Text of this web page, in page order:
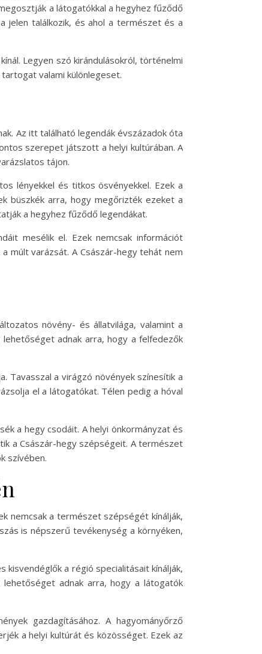
a látogatókkal a hegyhez fűződő
jelen találkozik, és ahol a természet és a
Legyen szó kirándulásokról, történelmi
valami különlegeset.
Az itt található legendák évszázadok óta
szerepet játszott a helyi kultúrában. A
tájon.
lényekkel és titkos ösvényekkel. Ezek a
büszkék arra, hogy megőrizték ezeket a
a hegyhez fűződő legendákat.
mesélik el. Ezek nemcsak információt
múlt varázsát. A Császár-hegy tehát nem
növény- és állatvilága, valamint a
adnak arra, hogy a felfedezők
Tavasszal a virágzó növények színesítik a
el a látogatókat. Télen pedig a hóval
a hegy csodáit. A helyi önkormányzat és
a Császár-hegy szépségeit. A természet
szívében.
nemcsak a természet szépségét kínálják,
is népszerű tevékenység a környéken,
kisvendéglők a régió specialitásait kínálják,
adnak arra, hogy a látogatók
gazdagításához. A hagyományőrző
a helyi kultúrát és közösséget. Ezek az